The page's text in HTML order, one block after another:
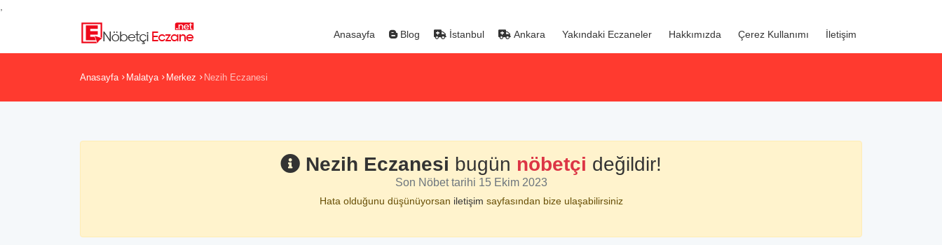
Anasayfa Blog İstanbul Ankara Yakındaki Eczaneler Hakkımızda Çerez Kullanımı İletişim
Anasayfa Malatya Merkez Nezih Eczanesi
Nezih Eczanesi bugün nöbetçi değildir!
Son Nöbet tarihi 15 Ekim 2023
Hata olduğunu düşünüyorsan iletişim sayfasından bize ulaşabilirsiniz